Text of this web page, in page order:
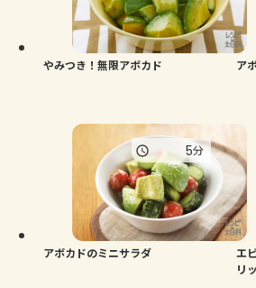
よくあるお問い合わせ
お買い物
やみつき！無限アボカド ア
アボカドのミニサラダ
5分
エ
リ